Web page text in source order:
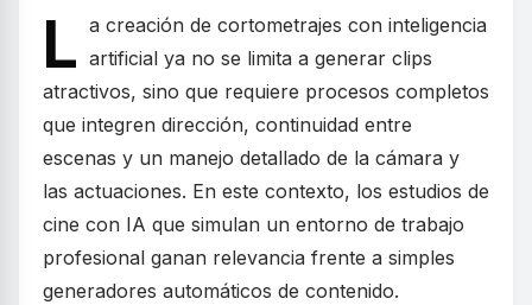
L a creación de cortometrajes con inteligencia
artificial ya no se limita a generar clips
atractivos, sino que requiere procesos completos
que integren dirección, continuidad entre
escenas y un manejo detallado de la cámara y
las actuaciones. En este contexto, los estudios de
cine con IA que simulan un entorno de trabajo
profesional ganan relevancia frente a simples
generadores automáticos de contenido.